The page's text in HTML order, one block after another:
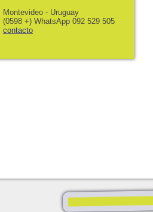
Montevideo - Uruguay
(0598 +) WhatsApp 092 529 505
contacto